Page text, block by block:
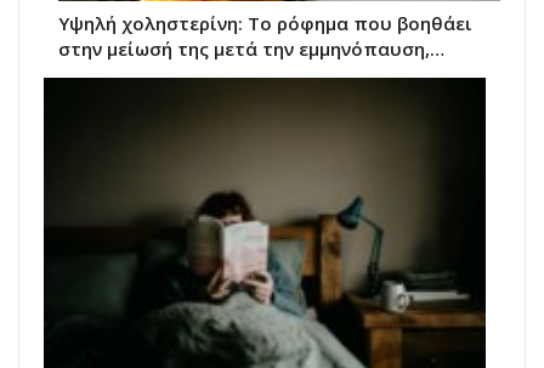
Υψηλή χοληστερίνη: Το ρόφημα που βοηθάει
στην μείωσή της μετά την εμμηνόπαυση,…